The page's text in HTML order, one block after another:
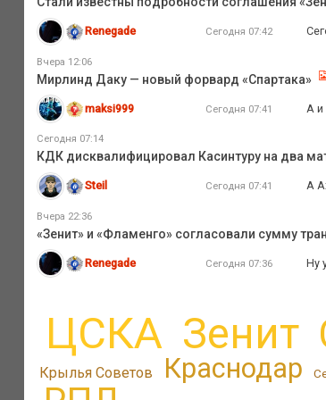
Renegade Сегодня 07:42
Вчера 12:06
Мирлинд Даку — новый форвард «Спартака»
maksi999 Сегодня 07:41 А и
Сегодня 07:14
КДК дисквалифицировал Касинтуру на два
Steil Сегодня 07:41 А
Вчера 22:36
«Зенит» и «Фламенго» согласовали сумму
Renegade Сегодня 07:36 Ну
ЦСКА Зенит
Крылья Советов Краснодар